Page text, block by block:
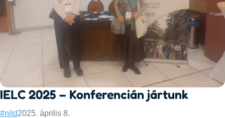
IELC 2025 – Konferencián jártunk
Categories:
#nildPublished:
2025. április 8.